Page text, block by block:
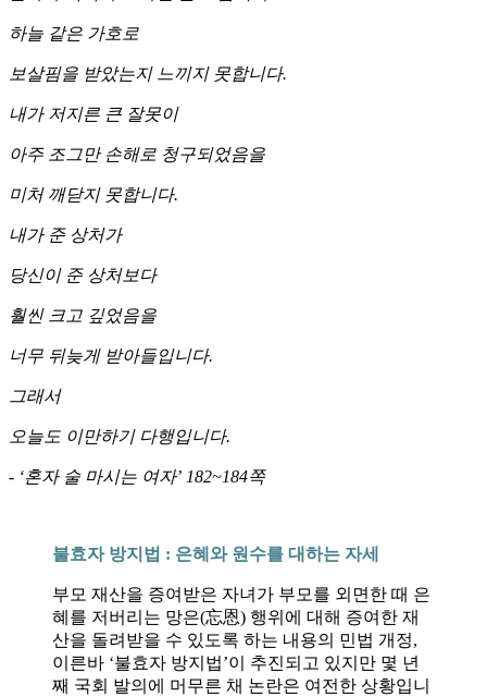
하늘 같은 가호로
보살핌을 받았는지 느끼지 못합니다.
내가 저지른 큰 잘못이
아주 조그만 손해로 청구되었음을
미처 깨닫지 못합니다.
내가 준 상처가
당신이 준 상처보다
훨씬 크고 깊었음을
너무 뒤늦게 받아들입니다.
그래서
오늘도 이만하기 다행입니다.
- ‘혼자 술 마시는 여자’ 182~184쪽
불효자 방지법 : 은혜와 원수를 대하는 자세
부모 재산을 증여받은 자녀가 부모를 외면한 때 은
혜를 저버리는 망은(忘恩) 행위에 대해 증여한 재
산을 돌려받을 수 있도록 하는 내용의 민법 개정,
이른바 ‘불효자 방지법’이 추진되고 있지만 몇 년
째 국회 발의에 머무른 채 논란은 여전한 상황입니